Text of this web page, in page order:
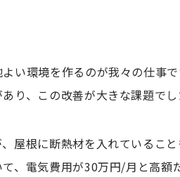
い環境を作るのが我々の仕事
り、この改善が大きな課題でし
屋根に断熱材を入れているこ
、電気費用が30万円/月と高額